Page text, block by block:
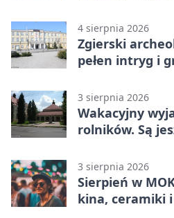
4 sierpnia 2026
Zgierski
pełen intryg i
3 sierpnia 2026
Wakacyjny
rolników. Są
3 sierpnia 2026
Sierpień w
kina, ceramiki